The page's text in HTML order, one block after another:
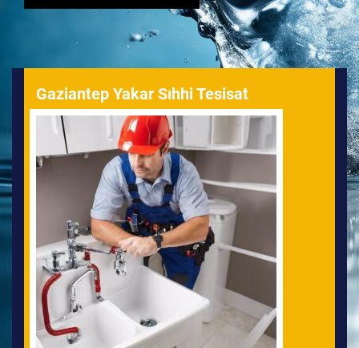
sayfalaması
Gaziantep Yakar Sıhhi Tesisat